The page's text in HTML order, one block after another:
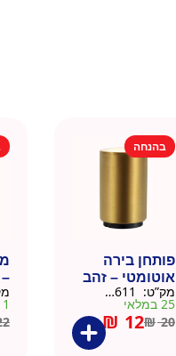
בהנחה
פותחן בירה
אוטומטי – זהב
מק”ט:
25 במלאי
₪20
₪ 12
1 במלאי